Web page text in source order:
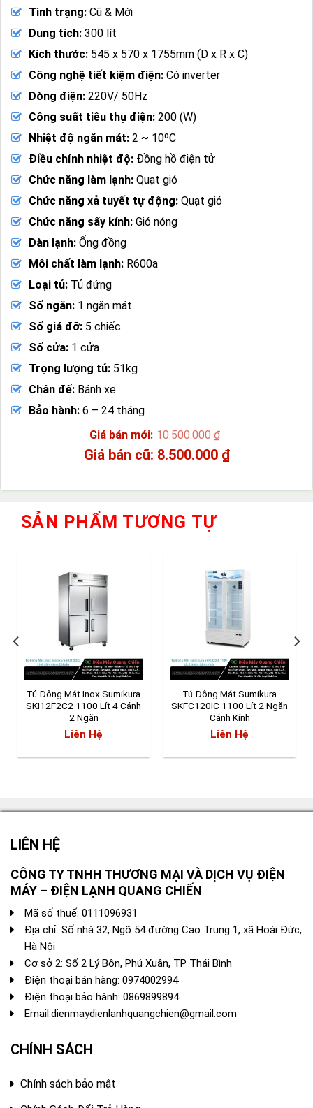
Tình trạng: Cũ & Mới
Dung tích: 300 lít
Kích thước: 545 x 570 x 1755mm (D x R x C)
Công nghệ tiết kiệm điện: Có inverter
Dòng điện: 220V/ 50Hz
Công suất tiêu thụ điện: 200 (W)
Nhiệt độ ngăn mát: 2 ~ 10ºC
Điều chỉnh nhiệt độ: Đồng hồ điện tử
Chức năng làm lạnh: Quạt gió
Chức năng xả tuyết tự động: Quạt gió
Chức năng sấy kính: Gió nóng
Dàn lạnh: Ống đồng
Môi chất làm lạnh: R600a
Loại tủ: Tủ đứng
Số ngăn: 1 ngăn mát
Số giá đỡ: 5 chiếc
Số cửa: 1 cửa
Trọng lượng tủ: 51kg
Chân đế: Bánh xe
Bảo hành: 6 – 24 tháng
10.500.000₫
Giá
10.500.000 ₫.
8.500.000 ₫
tại
là:
8.500.000 ₫.
SẢN PHẨM TƯƠNG TỰ
Tủ Đông Mát Inox Sumikura
SKI12F2C2 1100 Lít 4 Cánh
2 Ngăn
Liên Hệ
Tủ Đông Mát Sumikura
SKFC120IC 1100 Lít 2 Ngăn
Cánh Kính
Liên Hệ
LIÊN HỆ
CÔNG TY TNHH THƯƠNG MẠI VÀ DỊCH VỤ ĐIỆN
MÁY – ĐIỆN LẠNH QUANG CHIẾN
Mã số thuế: 0111096931
Địa chỉ: Số nhà 32, Ngõ 54 đường Cao Trung 1, xã Hoài Đức,
Hà Nội
Cơ sở 2: Số 2 Lý Bôn, Phú Xuân, TP Thái Bình
Điện thoại bán hàng: 0974002994
Điện thoại bảo hành: 0869899894
Email:dienmaydienlanhquangchien@gmail.com
CHÍNH SÁCH
Chính sách bảo mật